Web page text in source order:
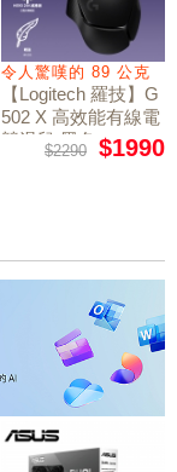
令人驚嘆的 89 公克
【Logitech 羅技】G
502 X 高效能有線電
競滑鼠 黑色
$2290 $1990